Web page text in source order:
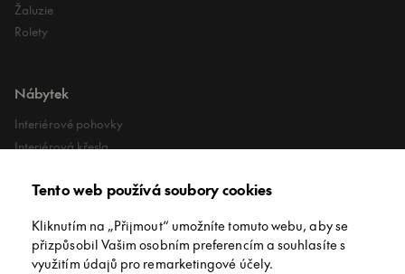
Žaluzie
Rolety
Nábytek
Interiérové pohovky
Interiérová křesla
Lehátka
Exteriérové pufy
Tento web používá soubory cookies
Kliknutím na „Přijmout“ umožníte tomuto webu, aby se
přizpůsobil Vašim osobním preferencím a souhlasíte s
využitím údajů pro remarketingové účely.